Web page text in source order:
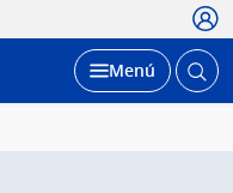
Desplegar
Menú Abrir